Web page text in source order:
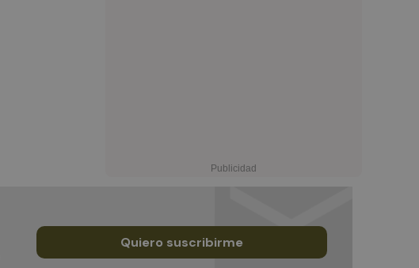
Quiero suscribirme